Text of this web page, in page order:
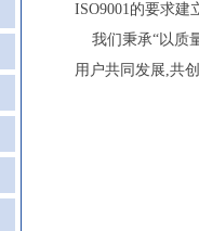
ISO9001的要求建
我们秉承“以质
用户共同发展,共